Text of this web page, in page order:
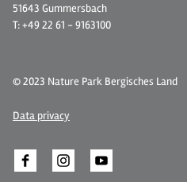
51643 Gummersbach
T: +49 22 61 - 9163100
© 2023 Nature Park Bergisches Land
Data privacy